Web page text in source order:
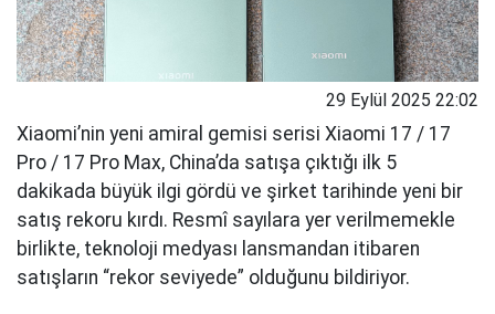
29 Eylül 2025 22:02
Xiaomi’nin yeni amiral gemisi serisi Xiaomi 17 / 17
Pro / 17 Pro Max, China’da satışa çıktığı ilk 5
dakikada büyük ilgi gördü ve şirket tarihinde yeni bir
satış rekoru kırdı. Resmî sayılara yer verilmemekle
birlikte, teknoloji medyası lansmandan itibaren
satışların “rekor seviyede” olduğunu bildiriyor.